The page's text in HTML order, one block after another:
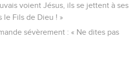
voient Jésus, ils se jettent à ses
le Fils de Dieu ! »
sévèrement : « Ne dites pas